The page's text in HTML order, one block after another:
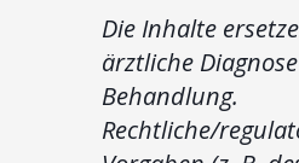
Die Inhalte
ärztliche
Behandlung.
Rechtliche/